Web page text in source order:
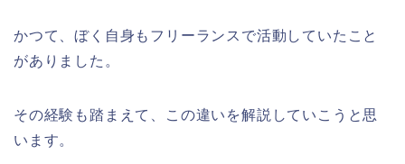
かつて、ぼく自身もフリーランスで活動していたこと
がありました。
その経験も踏まえて、この違いを解説していこうと思
います。